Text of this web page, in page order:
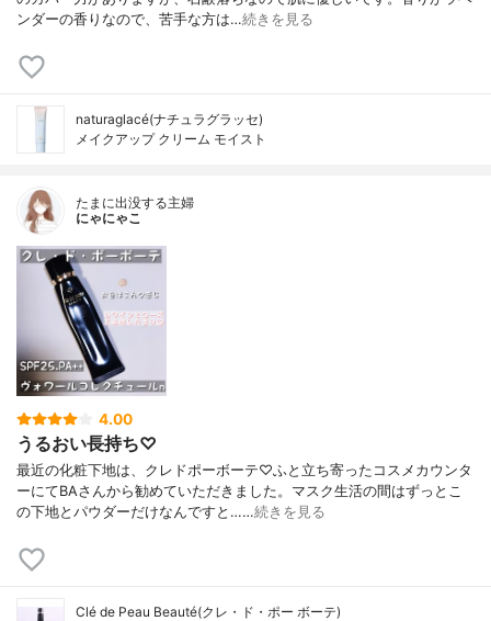
ンダーの香りなので、苦手な方は…続きを見る
naturaglacé(ナチュラグラッセ)
メイクアップ クリーム モイスト
たまに出没する主婦
にゃにゃこ
4.00
うるおい長持ち♡
最近の化粧下地は、クレドポーボーテ♡ふと立ち寄ったコスメカウンタ
ーにてBAさんから勧めていただきました。マスク生活の間はずっとこ
の下地とパウダーだけなんですと……続きを見る
Clé de Peau Beauté(クレ・ド・ポー ボーテ)